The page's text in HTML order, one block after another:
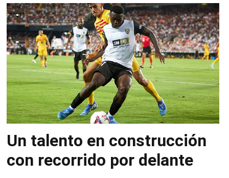
Un talento en construcción
con recorrido por delante